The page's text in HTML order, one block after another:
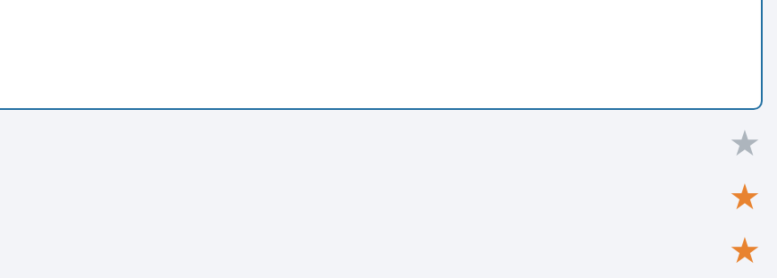
★
★
★